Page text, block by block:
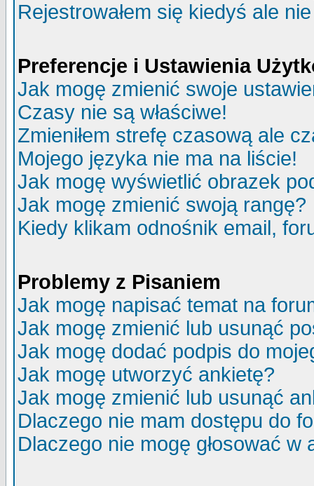
Rejestrowałem się kiedyś ale
Preferencje i Ustawienia
Jak mogę zmienić swoje
Czasy nie są właściwe!
Zmieniłem strefę czasową ale
Mojego języka nie ma na liście!
Jak mogę wyświetlić obrazek
Jak mogę zmienić swoją rangę?
Kiedy klikam odnośnik email,
Problemy z Pisaniem
Jak mogę napisać temat na
Jak mogę zmienić lub usunąć
Jak mogę dodać podpis do
Jak mogę utworzyć ankietę?
Jak mogę zmienić lub usunąć
Dlaczego nie mam dostępu do
Dlaczego nie mogę głosować w